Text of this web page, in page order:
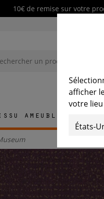
10€ de remise sur votre
ameublement
afficher
votre